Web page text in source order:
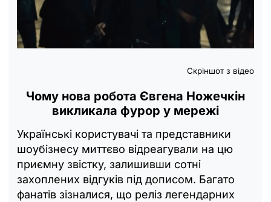
Скріншот з відео
Чому нова робота Євгена Ножечкін
викликала фурор у мережі
Українські користувачі та представники
шоубізнесу миттєво відреагували на цю
приємну звістку, залишивши сотні
захоплених відгуків під дописом. Багато
фанатів зізналися, що реліз легендарних